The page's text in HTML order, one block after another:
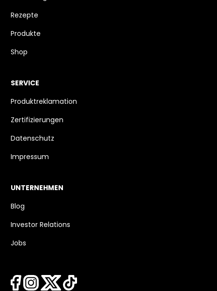
Rezepte
Produkte
Shop
SERVICE
Produktreklamation
Zertifizierungen
Datenschutz
Impressum
UNTERNEHMEN
Blog
Investor Relations
Jobs